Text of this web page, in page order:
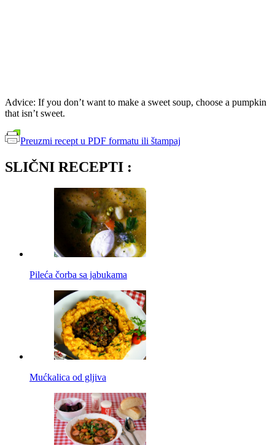
Advice: If you don’t want to make a sweet soup, choose a pumpkin
that isn’t sweet.
Preuzmi recept u PDF formatu ili štampaj
SLIČNI RECEPTI :
Pileća čorba sa jabukama
Mućkalica od gljiva